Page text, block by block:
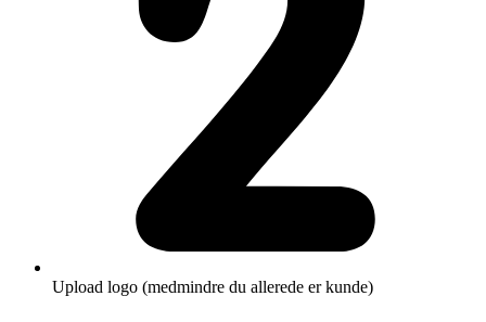
Upload logo (medmindre du allerede er kunde)